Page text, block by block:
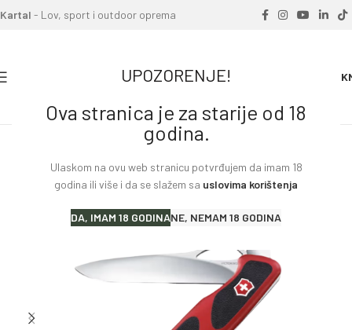
UPOZORENJE!
Ova stranica je za starije od 18
godina.
Ulaskom na ovu web stranicu potvrđujem da imam 18
godina ili više i da se slažem sa uslovima korištenja
DA, IMAM 18 GODINANE, NEMAM 18 GODINA
Kartal - Lov, sport i outdoor oprema
»Proizvodi »Nož VICTORINOX Ranger Grip 61 cc